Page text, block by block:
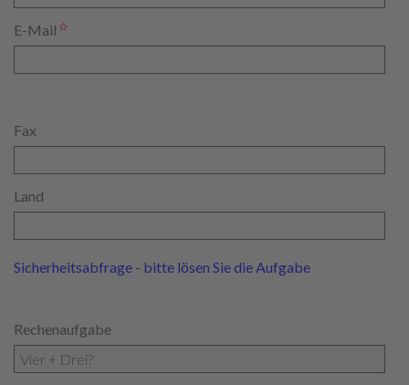
E-Mail
Fax
Land
Sicherheitsabfrage - bitte lösen Sie die Aufgabe
Rechenaufgabe